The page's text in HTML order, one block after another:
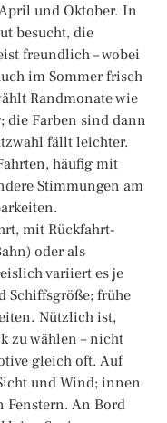
und Oktober. In
besucht, die
freundlich – wobei
im Sommer frisch
Randmonate wie
die Farben sind dann
fällt leichter.
häufig mit
Stimmungen am
mit Rückfahrt-
oder als
variiert es je
Schiffsgröße; frühe
Nützlich ist,
zu wählen – nicht
gleich oft. Auf
und Wind; innen
Fenstern. An Bord